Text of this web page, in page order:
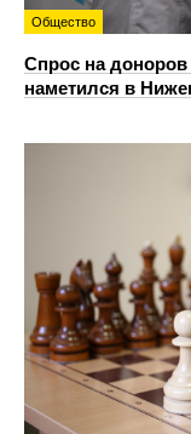
Общество
Спрос на
наметился в